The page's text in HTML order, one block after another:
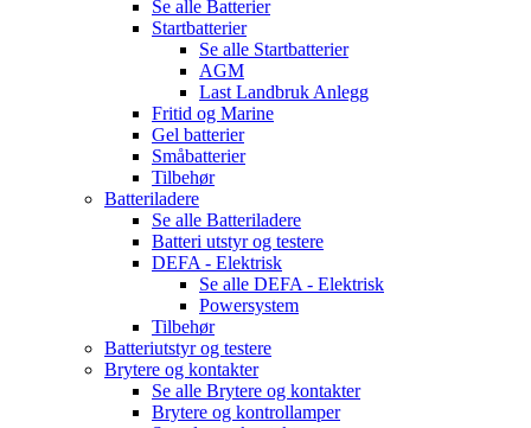
Se alle Batterier
Startbatterier
Se alle Startbatterier
AGM
Last Landbruk Anlegg
Fritid og Marine
Gel batterier
Småbatterier
Tilbehør
Batteriladere
Se alle Batteriladere
Batteri utstyr og testere
DEFA - Elektrisk
Se alle DEFA - Elektrisk
Powersystem
Tilbehør
Batteriutstyr og testere
Brytere og kontakter
Se alle Brytere og kontakter
Brytere og kontrollamper